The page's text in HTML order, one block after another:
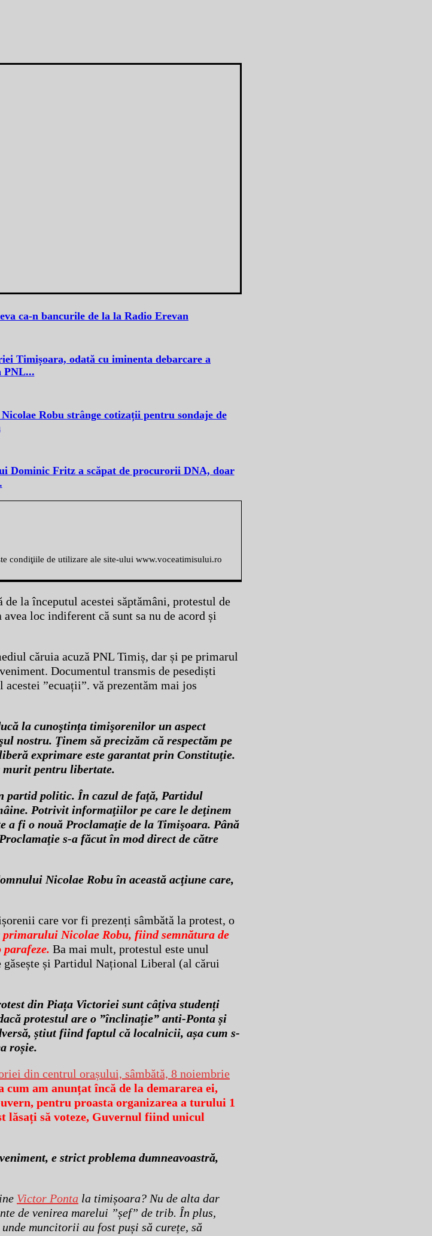
ca-n bancurile de la la Radio Erevan
Timișoara, odată cu iminenta debarcare a
PNL...
Robu strânge cotizații pentru sondaje de
Dominic Fritz a scăpat de procurorii DNA, doar
condiţiile de utilizare ale site-ului www.voceatimisului.ro
la începutul acestei săptămâni, protestul de
avea loc indiferent că sunt sa nu de acord și
căruia acuză PNL Timiș, dar și pe primarul
Documentul transmis de pesediști
”ecuații”. vă prezentăm mai jos
la cunoştinţa timişorenilor un aspect
nostru. Ţinem să precizăm că respectăm pe
exprimare este garantat prin Constituţie.
murit pentru libertate.
partid politic. În cazul de faţă, Partidul
Potrivit informaţiilor pe care le deţinem
a fi o nouă Proclamaţie de la Timişoara. Până
s-a făcut în mod direct de către
Nicolae Robu în această acţiune care,
care vor fi prezenți sâmbătă la protest, o
Nicolae Robu, fiind semnătura de
Ba mai mult, protestul este unul
găsește și Partidul Național Liberal (al cărui
din Piața Victoriei sunt câțiva studenți
protestul are o ”înclinație” anti-Ponta și
știut fiind faptul că localnicii, așa cum s-
roșie.
din centrul orașului, sâmbătă, 8 noiembrie
cum am anunțat încă de la demararea ei,
pentru proasta organizarea a turului 1
să voteze, Guvernul fiind unicul
e strict problema dumneavoastră,
Victor Ponta la timișoara? Nu de alta dar
de venirea marelui ”șef” de trib. În plus,
muncitorii au fost puși să curețe, să